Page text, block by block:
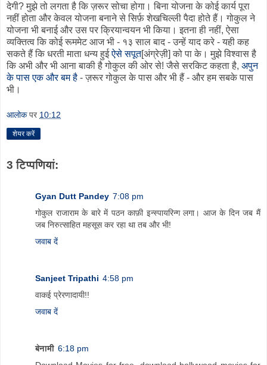
देगी? मुझे तो लगता है कि ज़रूर सोचा होगा। बिना योजना के कोई कार्य पूरा
नहीं होता और केवल योजना बनाने से सिर्फ़ शेखचिल्ली पैदा होते हैं। गोकुल ने
योजना भी बनाई और उस पर क्रियान्वयन भी किया। इतना ही नहीं, ऐसा
व्यक्तित्व कि कोई रूममेट आज भी - १३ साल बाद - उन्हें याद करे - यही कह
सकते हैं कि धरती माता धन्य हुईऐसे सपूत[अंग्रेज़ी] को पा के। मुझे विश्वास है
कि अभी और भी आना बाकी है गोकुल की ओर से! जैसे सरकिट कहता है, अपुन
के पास एक और बम है - ज़रूर गोकुल के पास और भी हैं - और हम सबके पास
भी।
आलोक पर 10:12
शेयर करें
3 टिप्‍पणियां:
Gyan Dutt Pandey 7:08 pm
गोकुल राजाराम के बारे में पठन काफ़ी इन्स्पायरिन्ग लगा। आज के दिन जब मैं
जब निरुत्साहित महसूस कर रहा था तब और भी!
जवाब दें
Sanjeet Tripathi 4:58 pm
वाकई प्रेरणादायी!!
जवाब दें
बेनामी 6:18 pm